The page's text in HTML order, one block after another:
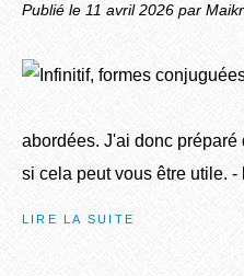
Publié le 11 avril 2026 par
abordées. J'ai donc
si cela peut vous être utile.
LIRE LA SUITE